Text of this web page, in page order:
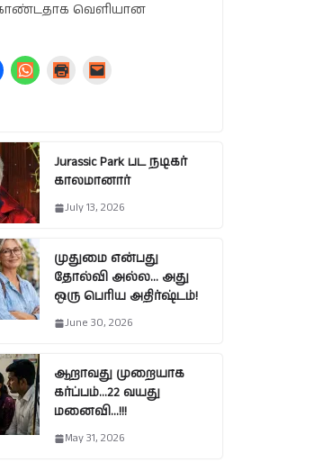
வெளியான
Jurassic Park பட நடிகர்
காலமானார்
July 13, 2026
முதுமை என்பது
தோல்வி அல்ல… அது
ஒரு பெரிய அதிர்ஷ்டம்!
June 30, 2026
ஆறாவது முறையாக
கர்ப்பம்…22 வயது
மனைவி…!!!
May 31, 2026